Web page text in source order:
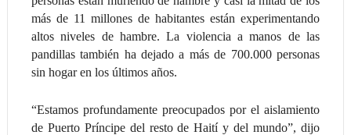
más de 11 millones de habitantes están experimentando
altos niveles de hambre. La violencia a manos de las
pandillas también ha dejado a más de 700.000 personas
sin hogar en los últimos años.
“Estamos profundamente preocupados por el aislamiento
de Puerto Príncipe del resto de Haití y del mundo”, dijo